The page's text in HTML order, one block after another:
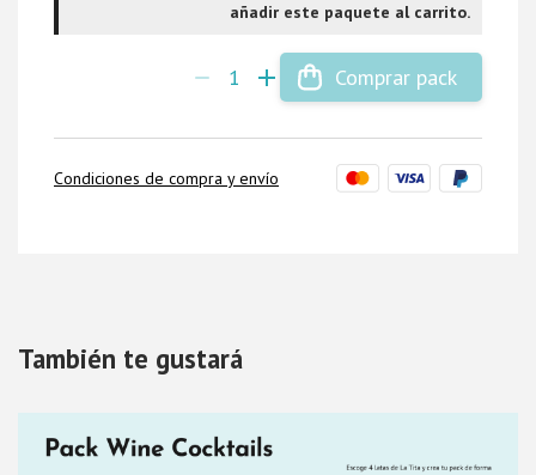
añadir este paquete al carrito.
Comprar pack
Condiciones de compra y envío
También te gustará